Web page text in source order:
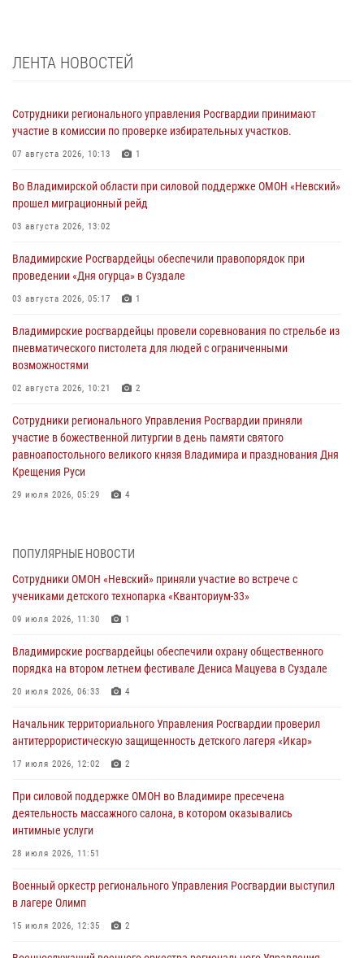
ЛЕНТА НОВОСТЕЙ
Сотрудники регионального управления Росгвардии принимают
участие в комиссии по проверке избирательных участков.
07 августа 2026, 10:13 1
Во Владимирской области при силовой поддержке ОМОН «Невский»
прошел миграционный рейд
03 августа 2026, 13:02
Владимирские Росгвардейцы обеспечили правопорядок при
проведении «Дня огурца» в Суздале
03 августа 2026, 05:17 1
Владимирские росгвардейцы провели соревнования по стрельбе из
пневматического пистолета для людей с ограниченными
возможностями
02 августа 2026, 10:21 2
Сотрудники регионального Управления Росгвардии приняли
участие в божественной литургии в день памяти святого
равноапостольного великого князя Владимира и празднования Дня
Крещения Руси
29 июля 2026, 05:29 4
интимные услуги
28 июля 2026, 11:51
Во Владимирcкой области открыли профильную Росгвардейскую
27 июля 2026, 16:43 2
Владимирские росгвардейцы обеспечили охрану общественного
20 июля 2026, 06:33 4
Военнослужащий военного оркестра регионального Управления
105-летию Центрального округа
19 июля 2026, 11:17 7
Начальник территориального Управления Росгвардии проверил
17 июля 2026, 12:02 2
ПОПУЛЯРНЫЕ НОВОСТИ
Сотрудники ОМОН «Невский» приняли участие во встрече с
учениками детского технопарка «Кванториум-33»
09 июля 2026, 11:30 1
Владимирские росгвардейцы обеспечили охрану общественного
порядка на втором летнем фестивале Дениса Мацуева в Суздале
20 июля 2026, 06:33 4
Начальник территориального Управления Росгвардии проверил
антитеррористическую защищенность детского лагеря «Икар»
17 июля 2026, 12:02 2
При силовой поддержке ОМОН во Владимире пресечена
деятельность массажного салона, в котором оказывались
интимные услуги
28 июля 2026, 11:51
Военный оркестр регионального Управления Росгвардии выступил
в лагере Олимп
15 июля 2026, 12:35 2